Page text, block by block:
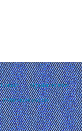
Contact Signaler un abus
Préférences cookies